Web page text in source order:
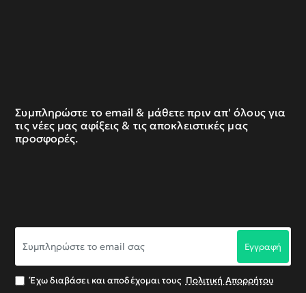
Συμπληρώστε το email & μάθετε πριν απ' όλους για
τις νέες μας αφίξεις & τις αποκλειστικές μας
προσφορές.
το
σας
Εγγραφή
Έχω διαβάσει και αποδέχομαι τους Πολιτική Απορρήτου